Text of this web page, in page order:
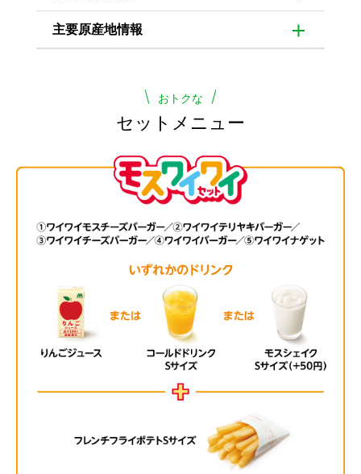
主要原産地情報
おトクな
セットメニュー